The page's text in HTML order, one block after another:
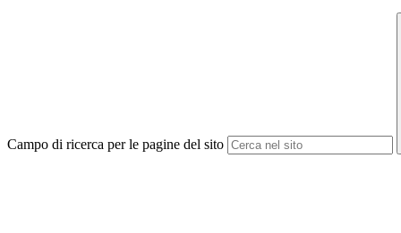
Campo di ricerca per le pagine del sito